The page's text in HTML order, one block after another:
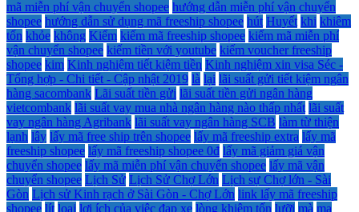
mã miễn phí vận chuyển shopee hướng dẫn miễn phí vận chuyển
shopee hướng dẫn sử dụng mã freeship shopee hút Huyết khi khiêm
tốn khỏe không Kiểm kiếm mã freeship shopee kiếm mã miễn phí
vận chuyển shopee kiếm tiền với youtube kiếm voucher freeship
shopee kim Kinh nghiệm tiết kiệm tiền Kinh nghiệm xin visa Séc -
Tổng hợp - Chi tiết - Cập nhật 2019 là lại lãi suất gửi tiết kiệm ngân
hàng sacombank Lãi suất tiền gửi lãi suất tiền gửi ngân hàng
vietcombank lãi suất vay mua nhà ngân hàng nào thấp nhất lãi suất
vay ngân hàng Agribank lãi suất vay ngân hàng SCB làm từ thiện
lạnh lây lấy mã free ship trên shopee lấy mã freeship extra lấy mã
freeship shopee lấy mã freeship shopee 0đ lấy mã giảm giá vận
chuyển shopee lấy mã miễn phí vận chuyển shopee lấy mã vận
chuyển shopee Lịch Sử Lịch Sử Chợ Lớn Lịch sự Chợ lớn - Sài
Gòn Lịch sử Kinh rạch ở Sài Gòn - Chợ Lớn link lấy mã freeship
shopee lít loại lợi ích của việc đạp xe lòng khiêm tốn lưỡi mà ma